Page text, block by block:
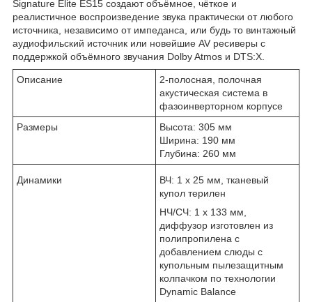
Signature Elite ES15 создают объёмное, чёткое и
реалистичное воспроизведение звука практически от любого
источника, независимо от импеданса, или будь то винтажный
аудиофильский источник или новейшие AV ресиверы с
поддержкой объёмного звучания Dolby Atmos и DTS:X.
Описание
2-полосная, полочная
акустическая система в
фазоинверторном корпусе
Размеры
Высота: 305 мм
Ширина: 190 мм
Глубина: 260 мм
Динамики
ВЧ: 1 х 25 мм, тканевый
купол терилен
НЧ/СЧ: 1 х 133 мм,
диффузор изготовлен из
полипропилена с
добавлением слюды с
купольным пылезащитным
колпачком по технологии
Dynamic Balance